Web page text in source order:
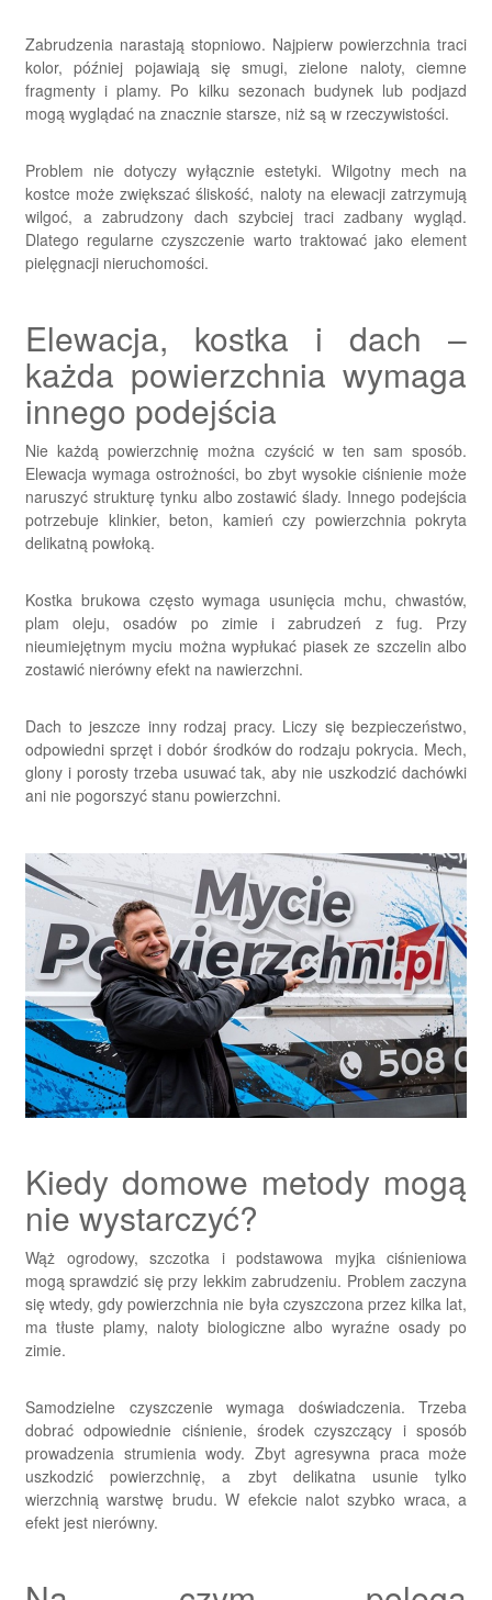
Zabrudzenia narastają stopniowo. Najpierw powierzchnia traci
kolor, później pojawiają się smugi, zielone naloty, ciemne
fragmenty i plamy. Po kilku sezonach budynek lub podjazd
mogą wyglądać na znacznie starsze, niż są w rzeczywistości.
Problem nie dotyczy wyłącznie estetyki. Wilgotny mech na
kostce może zwiększać śliskość, naloty na elewacji zatrzymują
wilgoć, a zabrudzony dach szybciej traci zadbany wygląd.
Dlatego regularne czyszczenie warto traktować jako element
pielęgnacji nieruchomości.
Elewacja, kostka i dach –
każda powierzchnia wymaga
innego podejścia
Nie każdą powierzchnię można czyścić w ten sam sposób.
Elewacja wymaga ostrożności, bo zbyt wysokie ciśnienie może
naruszyć strukturę tynku albo zostawić ślady. Innego podejścia
potrzebuje klinkier, beton, kamień czy powierzchnia pokryta
delikatną powłoką.
Kostka brukowa często wymaga usunięcia mchu, chwastów,
plam oleju, osadów po zimie i zabrudzeń z fug. Przy
nieumiejętnym myciu można wypłukać piasek ze szczelin albo
zostawić nierówny efekt na nawierzchni.
Dach to jeszcze inny rodzaj pracy. Liczy się bezpieczeństwo,
odpowiedni sprzęt i dobór środków do rodzaju pokrycia. Mech,
glony i porosty trzeba usuwać tak, aby nie uszkodzić dachówki
ani nie pogorszyć stanu powierzchni.
Kiedy domowe metody mogą
nie wystarczyć?
Wąż ogrodowy, szczotka i podstawowa myjka ciśnieniowa
mogą sprawdzić się przy lekkim zabrudzeniu. Problem zaczyna
się wtedy, gdy powierzchnia nie była czyszczona przez kilka lat,
ma tłuste plamy, naloty biologiczne albo wyraźne osady po
zimie.
Samodzielne czyszczenie wymaga doświadczenia. Trzeba
dobrać odpowiednie ciśnienie, środek czyszczący i sposób
prowadzenia strumienia wody. Zbyt agresywna praca może
uszkodzić powierzchnię, a zbyt delikatna usunie tylko
wierzchnią warstwę brudu. W efekcie nalot szybko wraca, a
efekt jest nierówny.